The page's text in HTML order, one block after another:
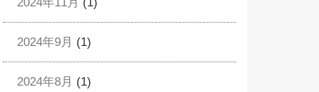
2024年9月 (1)
2024年8月 (1)